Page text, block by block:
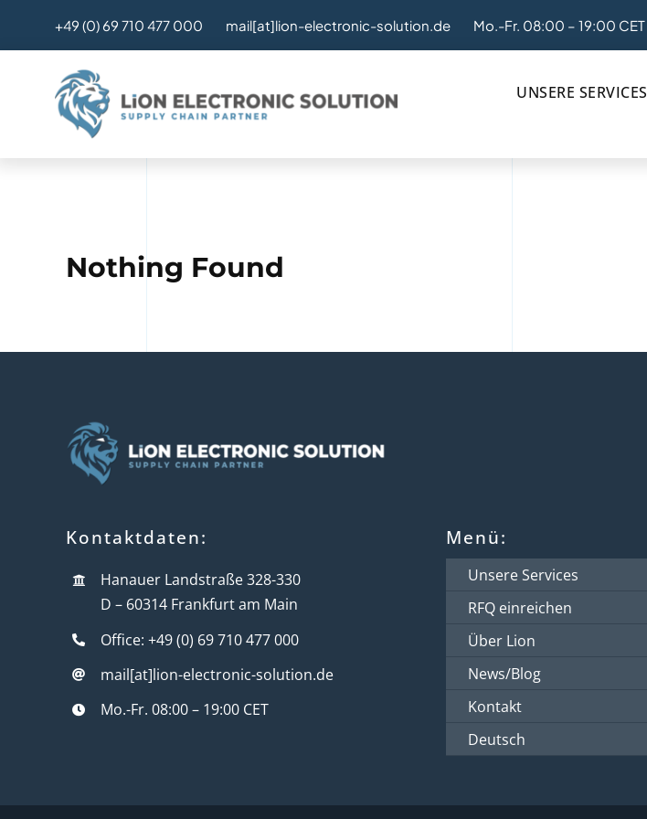
content
+49 (0) 69 710 477 000 mail[at]lion-electronic-solution.de Mo.-Fr. 08:00 – 19:00 CET
UNSERE SERVICES
Nothing Found
Kontaktdaten:
Hanauer Landstraße 328-330
D – 60314 Frankfurt am Main
Office: +49 (0) 69 710 477 000
mail[at]lion-electronic-solution.de
Mo.-Fr. 08:00 – 19:00 CET
Menü:
Unsere Services
RFQ einreichen
Über Lion
News/Blog
Kontakt
Deutsch